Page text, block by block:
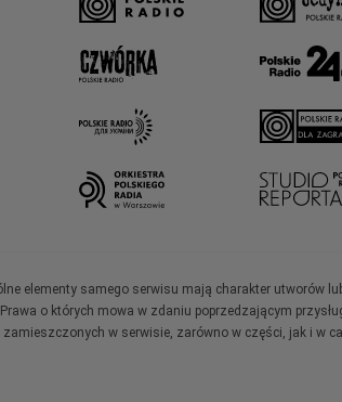
elementy samego serwisu mają charakter utworów
o których mowa w zdaniu poprzedzającym
w serwisie, zarówno w części, jak i w